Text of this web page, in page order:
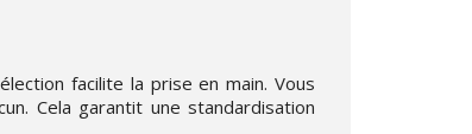
facilite la prise en main. Vous
Cela garantit une standardisation